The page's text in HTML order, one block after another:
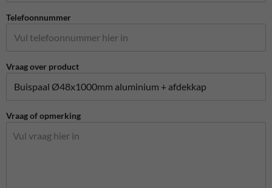
Telefoonnummer
Vraag over product
Vraag of opmerking